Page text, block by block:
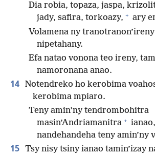
Dia robia, topaza, jaspa,
jady, safira, torkoazy, + ary
Volamena ny
nipetahany.
Efa natao vonona teo ireny,
namoronana anao.
14 Notendreko ho kerobima
kerobima mpiaro.
Teny amin’ny tendrombohitra
masin’Andriamanitra +
nandehandeha teny amin’ny
15 Tsy nisy tsiny ianao tamin’izay